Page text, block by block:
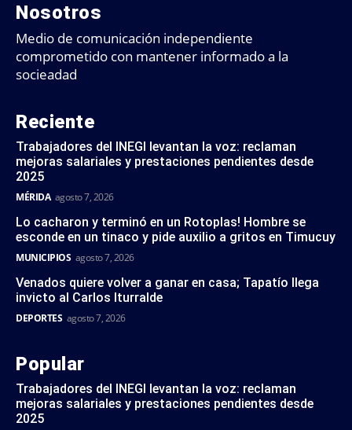
Nosotros
Medio de comunicación independiente
comprometido con mantener informado a la
socieadad
Reciente
Trabajadores del INEGI levantan la voz: reclaman
mejoras salariales y prestaciones pendientes desde
2025
MÉRIDA agosto 7, 2026
Lo cacharon y terminó en un Rotoplas! Hombre se
esconde en un tinaco y pide auxilio a gritos en Timucuy
MUNICIPIOS agosto 7, 2026
Venados quiere volver a ganar en casa; Tapatío llega
invicto al Carlos Iturralde
DEPORTES agosto 7, 2026
Popular
Trabajadores del INEGI levantan la voz: reclaman
mejoras salariales y prestaciones pendientes desde
2025